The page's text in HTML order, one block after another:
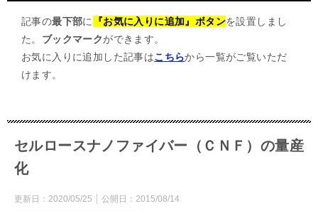
記事の最下部に 『お気に入りに追加』ボタンを設置しまし
た。 ブックマークができます。
お気に入りに追加した記事はこちらから一覧がご覧いただ
けます。
セルロースナノファイバー（ＣＮＦ）の量産
化
更新日： 2020/05/25 公開日： 2015/08/14